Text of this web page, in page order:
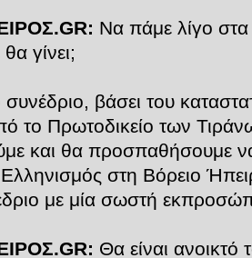
Να πάμε λίγο στα
γίνει;
βάσει του
το Πρωτοδικείο των
και θα προσπαθήσουμε
στη Βόρειο
με μία σωστή
Θα είναι ανοικτό